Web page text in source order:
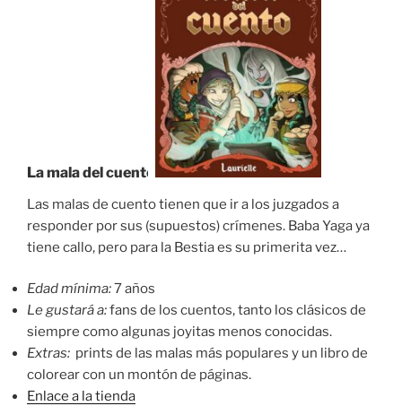
La mala del cuento
Las malas de cuento tienen que ir a los juzgados a
responder por sus (supuestos) crímenes. Baba Yaga ya
tiene callo, pero para la Bestia es su primerita vez…
Edad mínima:7 años
Le gustará a:fans de los cuentos, tanto los clásicos de
siempre como algunas joyitas menos conocidas.
Extras: prints de las malas más populares y un libro de
colorear con un montón de páginas.
Enlace a la tienda